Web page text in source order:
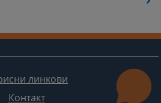
линкови
Контакт